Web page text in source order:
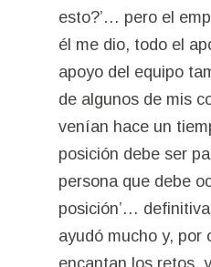
esto?’… pero el
él me dio, todo el
apoyo del equipo
de algunos de mis
venían hace un
posición debe ser
persona que debe
posición’…
ayudó mucho y, por
encantan los retos,